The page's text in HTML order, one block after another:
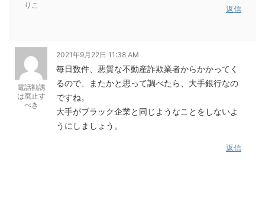
りこ 返信
電話勧誘
は廃止す
べき
2021年9月22日 11:38 AM
毎日数件、悪質な不動産詐欺業者からかかってく
るので、またかと思って調べたら、大手銀行なの
ですね。
大手がブラック企業と同じようなことをしないよ
うにしましょう。
返信